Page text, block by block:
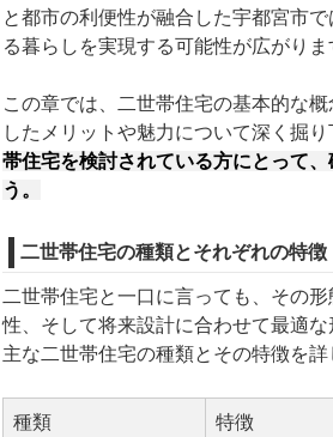
と都市の利便性が融合した宇都宮市
る暮らしを実現する可能性が広がりま
この章では、二世帯住宅の基本的な
したメリットや魅力について深く掘り
帯住宅を検討されている方にとって
う。
二世帯住宅の種類とそれぞれの特徴
二世帯住宅と一口に言っても、その
性、そして将来設計に合わせて最適
主な二世帯住宅の種類とその特徴を詳
種類 特徴